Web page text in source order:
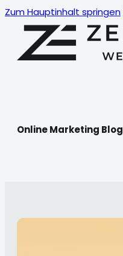
Zum Hauptinhalt springen
Online Marketing Blog